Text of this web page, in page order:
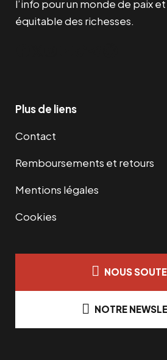
l’info pour un monde de paix
équitable des richesses.
Plus de liens
Contact
Remboursements et retours
Mentions légales
Cookies
NOUS
NOTRE